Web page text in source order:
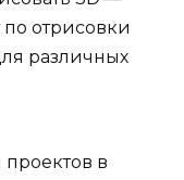
отрисовки
различных
в